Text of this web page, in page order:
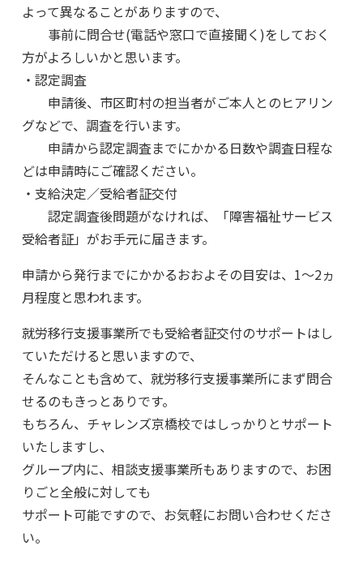
よって異なることがありますので、
事前に問合せ(電話や窓口で直接聞く)をしておく
方がよろしいかと思います。
・認定調査
申請後、市区町村の担当者がご本人とのヒアリン
グなどで、調査を行います。
申請から認定調査までにかかる日数や調査日程な
どは申請時にご確認ください。
・支給決定／受給者証交付
認定調査後問題がなければ、「障害福祉サービス
受給者証」がお手元に届きます。
申請から発行までにかかるおおよその目安は、1～2ヵ
月程度と思われます。
就労移行支援事業所でも受給者証交付のサポートはし
ていただけると思いますので、
そんなことも含めて、就労移行支援事業所にまず問合
せるのもきっとありです。
もちろん、チャレンズ京橋校ではしっかりとサポート
いたしますし、
グループ内に、相談支援事業所もありますので、お困
りごと全般に対しても
サポート可能ですので、お気軽にお問い合わせくださ
い。